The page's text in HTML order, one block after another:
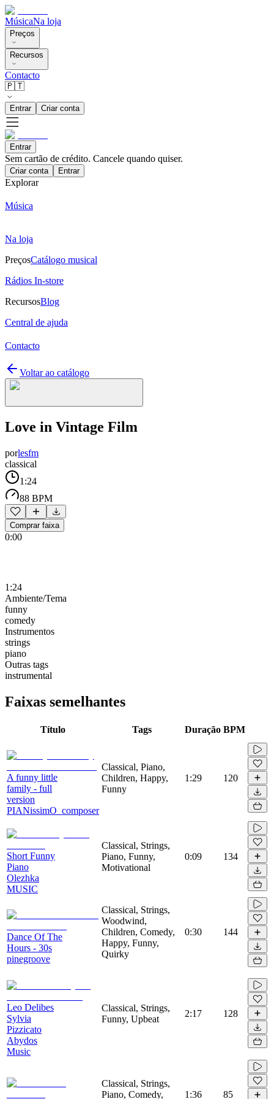
MúsicaNa loja
Preços
Recursos
Contacto
🇵🇹
Entrar Criar conta
Entrar
Sem cartão de crédito. Cancele quando quiser.
Criar conta Entrar
Explorar
Música
Na loja
PreçosCatálogo musical
Rádios In-store
RecursosBlog
Central de ajuda
Contacto
Voltar ao catálogo
Love in Vintage Film
porlesfm
classical
1:24
88 BPM
Comprar faixa
0:00
1:24
Ambiente/Tema
funny
comedy
Instrumentos
strings
piano
Outras tags
instrumental
Faixas semelhantes
Título Tags Duração BPM
A funny little
family - full
version
PIANissimO_composer
Classical, Piano,
Children, Happy,
Funny
1:29 120
Short Funny
Piano
Olezhka
MUSIC
Classical, Strings,
Piano, Funny,
Motivational
0:09 134
Dance Of The
Hours - 30s
pinegroove
Classical, Strings,
Woodwind,
Children, Comedy,
Happy, Funny,
Quirky
0:30 144
Leo Delibes
Sylvia
Pizzicato
Abydos
Music
Classical, Strings,
Funny, Upbeat
2:17 128
Classical, Strings,
Piano, Comedy,
1:36 85